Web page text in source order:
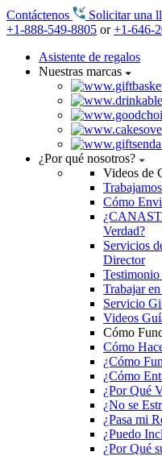
Contáctenos
Solicitar una
+1-888-549-8805 or+1-646-
Asistente de regalos
Nuestras marcas
¿Por qué nosotros?
Videos de
Cómo
Verdad?
Servicios
Director
Trabajar
Servicio
Videos
Cómo
Cómo
¿Cómo
¿Cómo
¿Por Qué
¿No se
¿Pasa mi
¿Puedo
¿Por Qué